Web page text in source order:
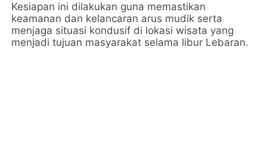
Kesiapan ini dilakukan guna memastikan
keamanan dan kelancaran arus mudik serta
menjaga situasi kondusif di lokasi wisata yang
menjadi tujuan masyarakat selama libur Lebaran.